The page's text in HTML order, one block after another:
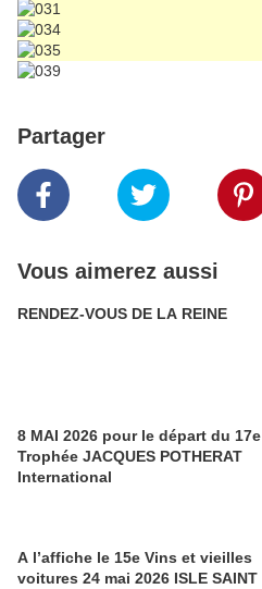
Partager
Vous aimerez aussi
RENDEZ-VOUS DE LA REINE
8 MAI 2026 pour le départ du 17e
Trophée JACQUES POTHERAT
International
A l’affiche le 15e Vins et vieilles
voitures 24 mai 2026 ISLE SAINT